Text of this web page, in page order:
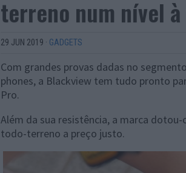
terreno num nível
29 JUN 2019 · GADGETS
Com grandes provas dadas no
phones, a Blackview tem tudo pronto
Pro.
Além da sua resistência, a marca
todo-terreno a preço justo.